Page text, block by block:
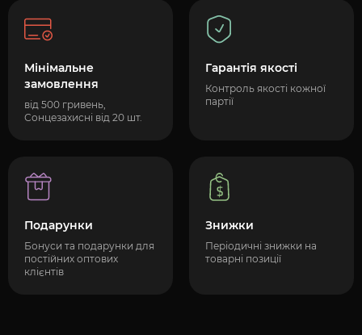
Мінімальне
замовлення
від 500 гривень,
Сонцезахисні від 20 шт.
Гарантія якості
Контроль якості кожної
партії
Подарунки
Бонуси та подарунки для
постійних оптових
клієнтів
Знижки
Періодичні знижки на
товарні позиції